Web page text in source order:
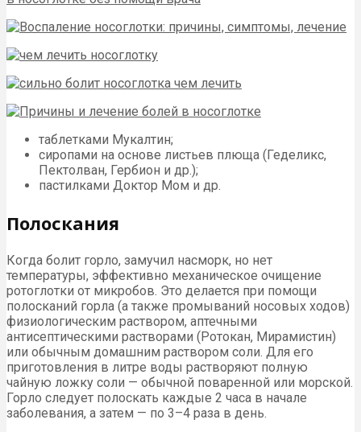
таблетками Мукалтин;
сиропами на основе листьев плюща (Геделикс,
Пектолван, Гербион и др.);
пастилками Доктор Мом и др.
Полоскания
Когда болит горло, замучил насморк, но нет
температуры, эффективно механическое очищение
ротоглотки от микробов. Это делается при помощи
полосканий горла (а также промываний носовых ходов)
физиологическим раствором, аптечными
антисептическими растворами (Ротокан, Мирамистин)
или обычным домашним раствором соли. Для его
приготовления в литре воды растворяют полную
чайную ложку соли — обычной поваренной или морской.
Горло следует полоскать каждые 2 часа в начале
заболевания, а затем — по 3–4 раза в день.